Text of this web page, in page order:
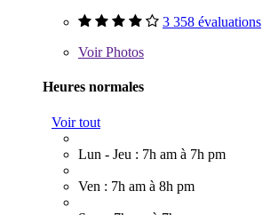
3 358 évaluations
VoirPhotos
Heures normales
Voir tout
Lun - Jeu : 7h am à 7h pm
Ven : 7h am à 8h pm